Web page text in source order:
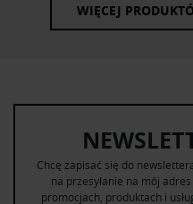
WIĘCEJ
Chcę zapisać się do
na przesyłanie na mój
promocjach, produktach i